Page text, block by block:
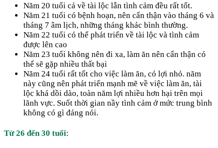
Năm 20 tuổi cả về tài lộc lẫn tình cảm đều rất tốt.
Năm 21 tuổi có bệnh hoạn, nên cẩn thận vào tháng 6 và
tháng 7 âm lịch, những tháng khác bình thường.
Năm 22 tuổi có thể phát triển về tài lộc và tình cảm
được lên cao
Năm 23 tuổi không nên đi xa, làm ăn nên cẩn thận có
thể sẽ gặp nhiều thất bại
Năm 24 tuổi rất tốt cho việc làm ăn, có lợi nhỏ. năm
này cũng nên phát triển mạnh mẽ về việc làm ăn, tài
lộc khá dồi dào, toàn năm lợi nhiều hơn hại trên mọi
lãnh vực. Suốt thời gian nầy tình cảm ở mức trung bình
không có gì đáng nói.
Từ 26 đến 30 tuổi: